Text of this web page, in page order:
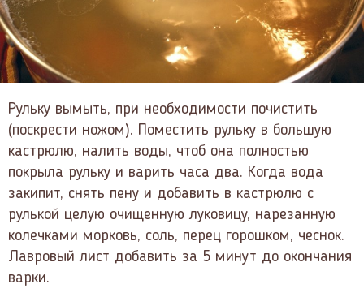
Рульку вымыть, при необходимости почистить
(поскрести ножом). Поместить рульку в большую
кастрюлю, налить воды, чтоб она полностью
покрыла рульку и варить часа два. Когда вода
закипит, снять пену и добавить в кастрюлю с
рулькой целую очищенную луковицу, нарезанную
колечками морковь, соль, перец горошком, чеснок.
Лавровый лист добавить за 5 минут до окончания
варки.